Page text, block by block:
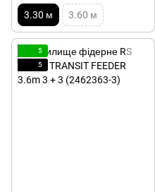
3.30 м 3.60 м
5
5